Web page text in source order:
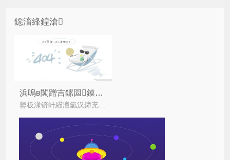
鐚滀綘鍠滄
浜嗚в闃蹭吉鏍囩鏌ヨ鍘熺悊
鐜板湪锛屽緢澶氫汉鍗充娇璐拱浜嗗亣鍐掍吉鍔ｄ骇鍝侊紝涔熷緢闅捐鲸鍒叾鐪熶吉锛屽浠婇殢鐫€浜岀淮鐮佺殑鍑虹幇锛屽悇琛屽悇涓氶兘鍦ㄥ紑鍙戞綔鍔涳紝闃?/i>